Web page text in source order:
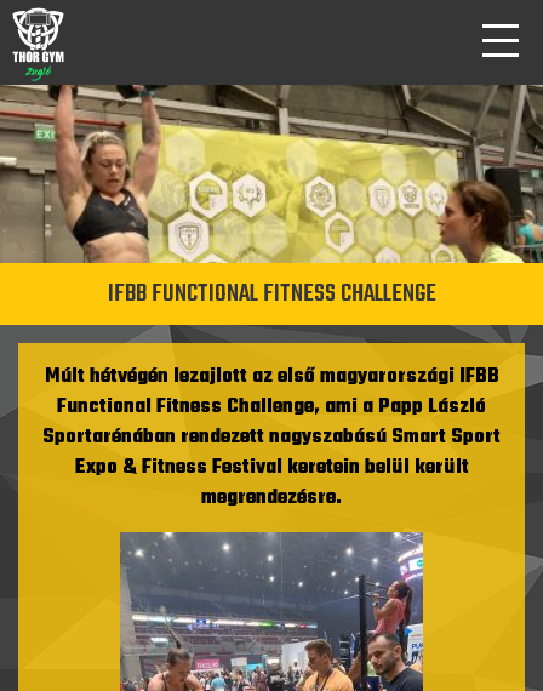
IFBB FUNCTIONAL FITNESS CHALLENGE
Múlt hétvégén lezajlott az első magyarországi IFBB
Functional Fitness Challenge, ami a Papp László
Sportarénában rendezett nagyszabású Smart Sport
Expo & Fitness Festival keretein belül került
megrendezésre.